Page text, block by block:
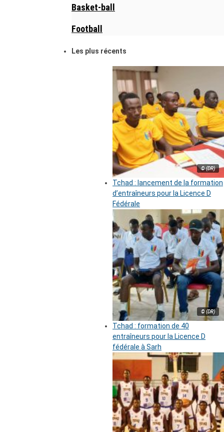
Basket-ball
Football
Les plus récents
© (DR)
Tchad : lancement de la formation
d’entraîneurs pour la Licence D
Fédérale
© (DR)
Tchad : formation de 40
entraîneurs pour la Licence D
fédérale à Sarh